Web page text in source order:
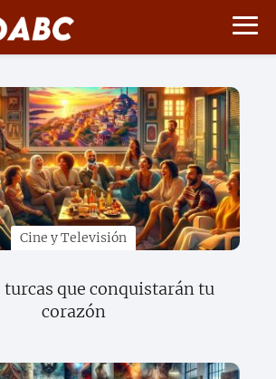
Cine y Televisión
turcas que conquistarán tu
corazón